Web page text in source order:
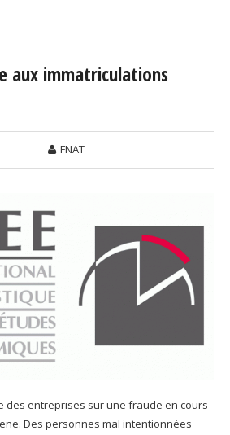
aux immatriculations
FNAT
des entreprises sur une fraude en cours
Des personnes mal intentionnées